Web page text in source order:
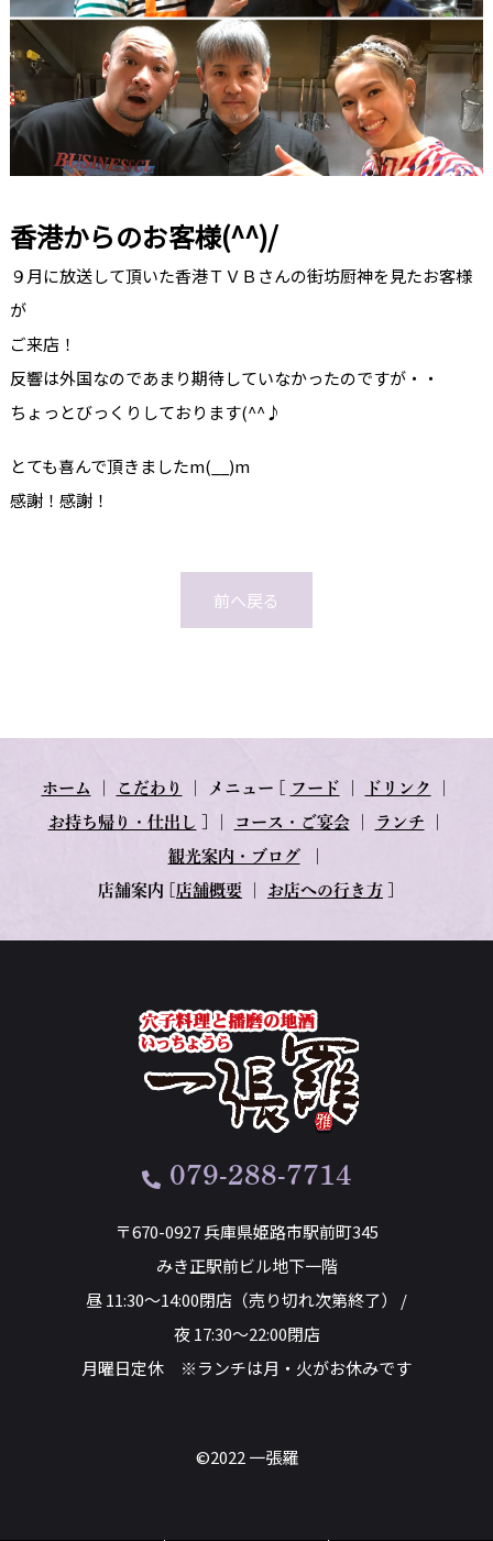
香港からのお客様(^^)/
９月に放送して頂いた香港ＴＶＢさんの街坊厨神を見たお客様
が
ご来店！
反響は外国なのであまり期待していなかったのですが・・
ちょっとびっくりしております(^^♪
とても喜んで頂きましたm(__)m
感謝！感謝！
前へ戻る
ホーム こだわり メニュー フード ドリンク
お持ち帰り・仕出し コース・ご宴会｜ ランチ
観光案内・ブログ｜
店舗案内 店舗概要 お店への行き方
079-288-7714
〒670-0927 兵庫県姫路市駅前町345
みき正駅前ビル地下一階
昼 11:30～14:00閉店（売り切れ次第終了） /
夜 17:30～22:00閉店
月曜日定休 ※ランチは月・火がお休みです
©2022 一張羅